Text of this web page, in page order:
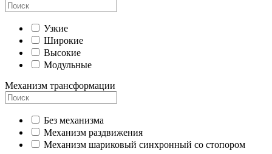
Узкие
Широкие
Высокие
Модульные
Механизм трансформации
Без механизма
Механизм раздвижения
Механизм шариковый синхронный со стопором